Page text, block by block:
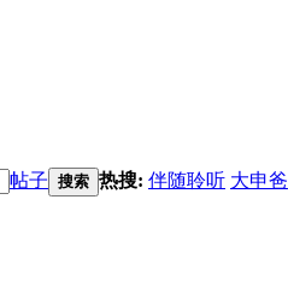
帖子 搜索 热搜: 伴随聆听 大申爸